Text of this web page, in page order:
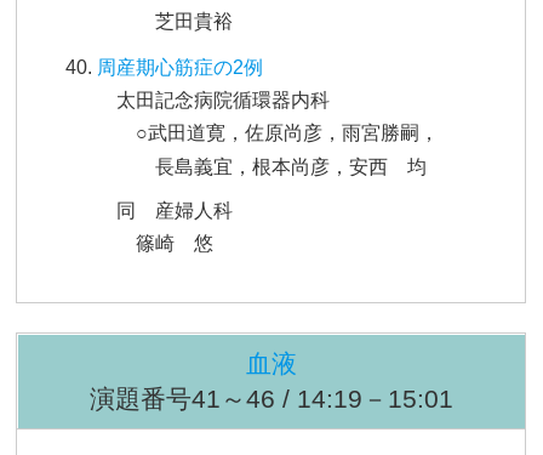
芝田貴裕
周産期心筋症の2例
太田記念病院循環器内科
○武田道寛，佐原尚彦，雨宮勝嗣，
長島義宜，根本尚彦，安西 均
同 産婦人科
篠崎 悠
血液
演題番号41～46 / 14:19－15:01